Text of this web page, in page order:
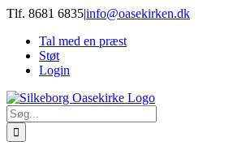
Skip
content
Tlf. 8681 6835|info@oasekirken.dk
Tal med en præst
Støt
Login
Søg
efter: